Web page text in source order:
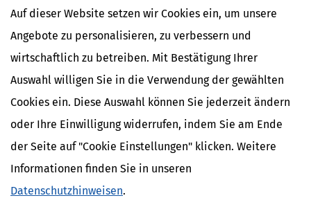
Auf dieser Website setzen wir Cookies ein, um unsere
Angebote zu personalisieren, zu verbessern und
wirtschaftlich zu betreiben. Mit Bestätigung Ihrer
Auswahl willigen Sie in die Verwendung der gewählten
Cookies ein. Diese Auswahl können Sie jederzeit ändern
oder Ihre Einwilligung widerrufen, indem Sie am Ende
der Seite auf "Cookie Einstellungen" klicken. Weitere
Informationen finden Sie in unseren
Datenschutzhinweisen.
Kapitalertragsteuer Freibetrag -
CO2-Steuer - Was ist das?
Kapitalertragsteuer - Definition und
NACHDiGAL
Kommission